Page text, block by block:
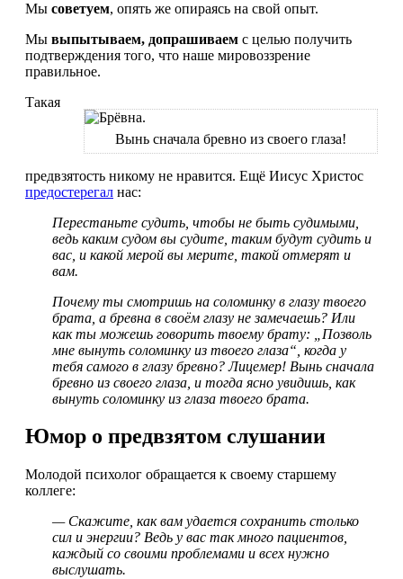
Мы советуем, опять же опираясь на свой опыт.
Мы выпытываем, допрашиваем с целью получить
подтверждения того, что наше мировоззрение
правильное.
Вынь сначала бревно из своего глаза!
Такая
предвзятость никому не нравится. Ещё Иисус Христос
предостерегал нас:
Перестаньте судить, чтобы не быть судимыми,
ведь каким судом вы судите, таким будут судить и
вас, и какой мерой вы мерите, такой отмерят и
вам.
Почему ты смотришь на соломинку в глазу твоего
брата, а бревна в своём глазу не замечаешь? Или
как ты можешь говорить твоему брату: „Позволь
мне вынуть соломинку из твоего глаза“, когда у
тебя самого в глазу бревно? Лицемер! Вынь сначала
бревно из своего глаза, и тогда ясно увидишь, как
вынуть соломинку из глаза твоего брата.
Юмор о предвзятом слушании
Молодой психолог обращается к своему старшему
коллеге:
— Скажите, как вам удается сохранить столько
сил и энергии? Ведь у вас так много пациентов,
каждый со своими проблемами и всех нужно
выслушать.